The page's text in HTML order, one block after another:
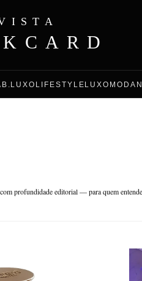
LIFESTYLE LUXO MODA
profundidade editorial — para quem